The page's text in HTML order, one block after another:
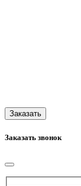
Заказать звонок